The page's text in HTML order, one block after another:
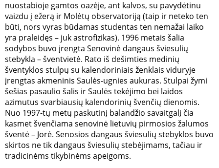
nuostabioje gamtos oazėje, ant kalvos, su pavydėtinu
vaizdu į ežerą ir Molėtų observatoriją (taip ir neteko ten
būti, nors vyras būdamas studentas ten nemažai laiko
yra praleidęs – juk astrofizikas). 1996 metais šalia
sodybos buvo įrengta Senovinė dangaus šviesulių
stebykla – šventvietė. Rato iš dešimties medinių
šventyklos stulpų su kalendoriniais ženklais viduryje
įrengtas akmeninis Saulės-ugnies aukuras. Stulpai žymi
šešias pasaulio šalis ir Saulės tekėjimo bei laidos
azimutus svarbiausių kalendorinių švenčių dienomis.
Nuo 1997-tų metų paskutinį balandžio savaitgalį čia
kasmet švenčiama senovinė lietuvių pirmosios žalumos
šventė – Jorė. Senosios dangaus šviesulių stebyklos buvo
skirtos ne tik dangaus šviesulių stebėjimams, tačiau ir
tradicinėms tikybinėms apeigoms.